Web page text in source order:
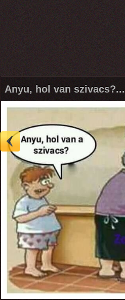
Anyu, hol van szivacs?...